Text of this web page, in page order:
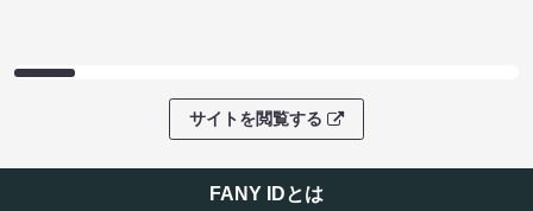
サイトを閲覧する
FANY IDとは